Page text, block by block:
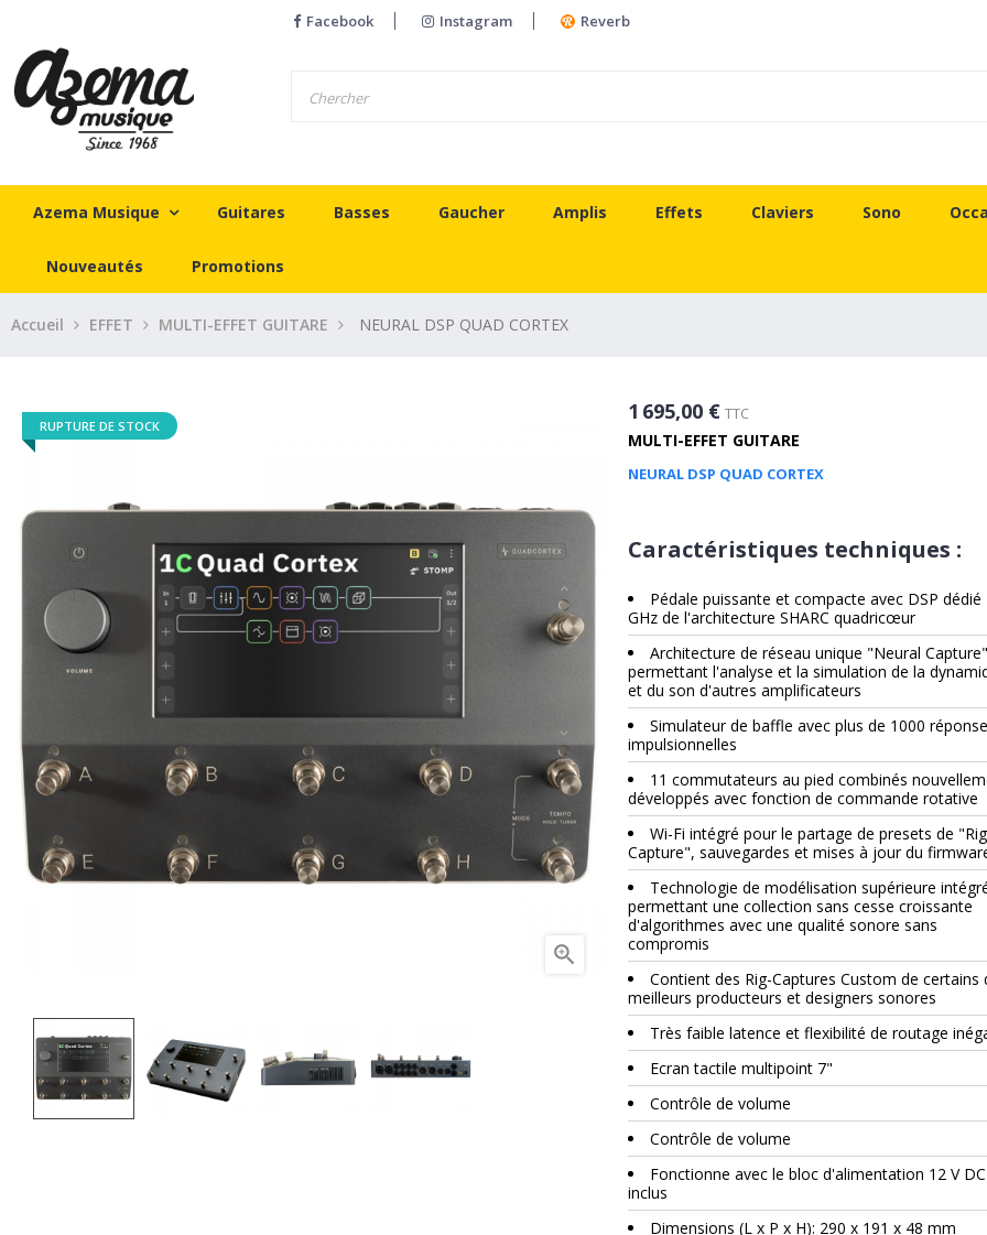
Facebook Instagram Reverb
Azema Musique Guitares Basses Gaucher Amplis Effets Claviers Sono
Nouveautés Promotions
Accueil EFFET MULTI-EFFET GUITARE NEURAL DSP QUAD CORTEX
RUPTURE DE STOCK

1 695,00 € TTC
MULTI-EFFET GUITARE
NEURAL DSP QUAD CORTEX
Caractéristiques techniques :
Pédale puissante et compacte avec DSP dédié
GHz de l'architecture SHARC quadricœur
Architecture de réseau unique "Neural Capture"
permettant l'analyse et la simulation de la
et du son d'autres amplificateurs
Simulateur de baffle avec plus de 1000
impulsionnelles
11 commutateurs au pied combinés
développés avec fonction de commande rotative
Wi-Fi intégré pour le partage de presets de
Capture", sauvegardes et mises à jour du
Technologie de modélisation supérieure
permettant une collection sans cesse croissante
d'algorithmes avec une qualité sonore sans
compromis
Contient des Rig-Captures Custom de certains
meilleurs producteurs et designers sonores
Très faible latence et flexibilité de routage
Ecran tactile multipoint 7"
Contrôle de volume
Contrôle de volume
Fonctionne avec le bloc d'alimentation 12 V DC
inclus
Dimensions (L x P x H): 290 x 191 x 48 mm